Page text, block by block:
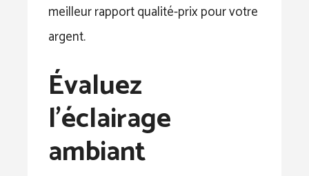
meilleur rapport qualité-prix pour votre
argent.
Évaluez
l’éclairage
ambiant